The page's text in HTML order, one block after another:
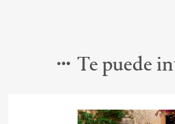
Te puede